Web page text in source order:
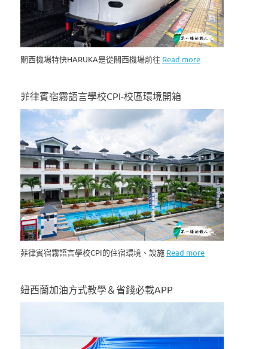
關西機場特快HARUKA是從關西機場前往 Read more
菲律賓宿霧語言學校CPI-校區環境開箱
菲律賓宿霧語言學校CPI的住宿環境、設施 Read more
紐西蘭加油方式教學＆省錢必載APP